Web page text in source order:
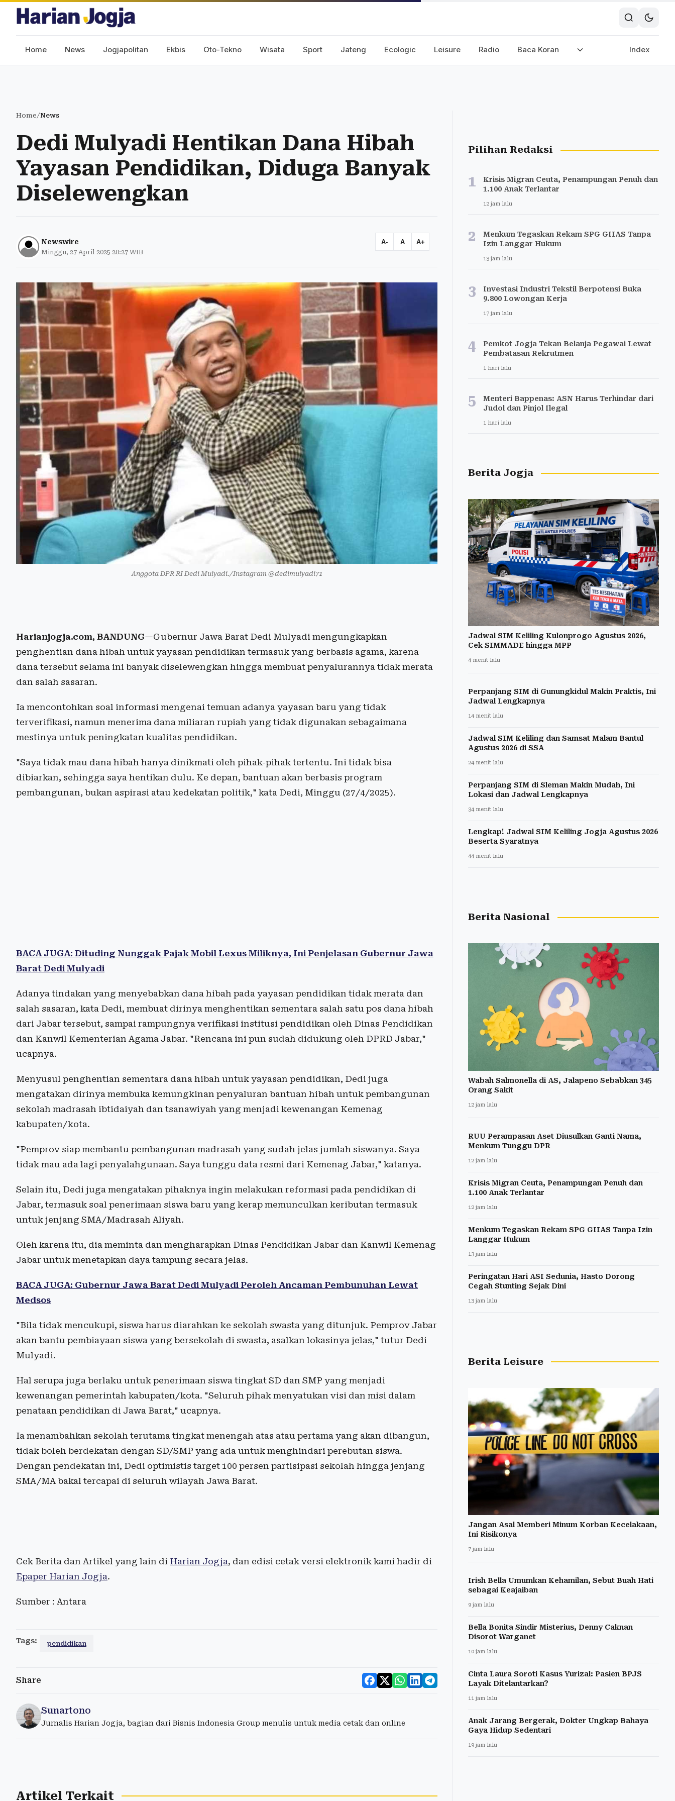
Home News Jogjapolitan Ekbis Oto-Tekno Wisata Sport Jateng Ecologic Leisure Radio Baca Koran Index
Home/News
Dedi Mulyadi Hentikan Dana Hibah
Yayasan Pendidikan, Diduga Banyak
Diselewengkan
Newswire
Minggu, 27 April 2025 20:27 WIB
A- A A+
Anggota DPR RI Dedi Mulyadi./Instagram @dedimulyadi71
Harianjogja.com, BANDUNG—Gubernur Jawa Barat Dedi Mulyadi mengungkapkan
penghentian dana hibah untuk yayasan pendidikan termasuk yang berbasis agama, karena
dana tersebut selama ini banyak diselewengkan hingga membuat penyalurannya tidak merata
dan salah sasaran.
Ia mencontohkan soal informasi mengenai temuan adanya yayasan baru yang tidak
terverifikasi, namun menerima dana miliaran rupiah yang tidak digunakan sebagaimana
mestinya untuk peningkatan kualitas pendidikan.
"Saya tidak mau dana hibah hanya dinikmati oleh pihak-pihak tertentu. Ini tidak bisa
dibiarkan, sehingga saya hentikan dulu. Ke depan, bantuan akan berbasis program
pembangunan, bukan aspirasi atau kedekatan politik," kata Dedi, Minggu (27/4/2025).
BACA JUGA: Dituding Nunggak Pajak Mobil Lexus Miliknya, Ini Penjelasan Gubernur Jawa
Barat Dedi Mulyadi
Adanya tindakan yang menyebabkan dana hibah pada yayasan pendidikan tidak merata dan
salah sasaran, kata Dedi, membuat dirinya menghentikan sementara salah satu pos dana hibah
dari Jabar tersebut, sampai rampungnya verifikasi institusi pendidikan oleh Dinas Pendidikan
dan Kanwil Kementerian Agama Jabar. "Rencana ini pun sudah didukung oleh DPRD Jabar,"
ucapnya.
Menyusul penghentian sementara dana hibah untuk yayasan pendidikan, Dedi juga
mengatakan dirinya membuka kemungkinan penyaluran bantuan hibah untuk pembangunan
sekolah madrasah ibtidaiyah dan tsanawiyah yang menjadi kewenangan Kemenag
kabupaten/kota.
"Pemprov siap membantu pembangunan madrasah yang sudah jelas jumlah siswanya. Saya
tidak mau ada lagi penyalahgunaan. Saya tunggu data resmi dari Kemenag Jabar," katanya.
Selain itu, Dedi juga mengatakan pihaknya ingin melakukan reformasi pada pendidikan di
Jabar, termasuk soal penerimaan siswa baru yang kerap memunculkan keributan termasuk
untuk jenjang SMA/Madrasah Aliyah.
Oleh karena itu, dia meminta dan mengharapkan Dinas Pendidikan Jabar dan Kanwil Kemenag
Jabar untuk menetapkan daya tampung secara jelas.
BACA JUGA: Gubernur Jawa Barat Dedi Mulyadi Peroleh Ancaman Pembunuhan Lewat
Medsos
"Bila tidak mencukupi, siswa harus diarahkan ke sekolah swasta yang ditunjuk. Pemprov Jabar
akan bantu pembiayaan siswa yang bersekolah di swasta, asalkan lokasinya jelas," tutur Dedi
Mulyadi.
Hal serupa juga berlaku untuk penerimaan siswa tingkat SD dan SMP yang menjadi
kewenangan pemerintah kabupaten/kota. "Seluruh pihak menyatukan visi dan misi dalam
penataan pendidikan di Jawa Barat," ucapnya.
Ia menambahkan sekolah terutama tingkat menengah atas atau pertama yang akan dibangun,
tidak boleh berdekatan dengan SD/SMP yang ada untuk menghindari perebutan siswa.
Dengan pendekatan ini, Dedi optimistis target 100 persen partisipasi sekolah hingga jenjang
SMA/MA bakal tercapai di seluruh wilayah Jawa Barat.
Cek Berita dan Artikel yang lain di Harian Jogja, dan edisi cetak versi elektronik kami hadir di
Epaper Harian Jogja.
Sumber : Antara
Tags: pendidikan
Share
Sunartono
Jurnalis Harian Jogja, bagian dari Bisnis Indonesia Group menulis untuk media cetak dan online
Artikel Terkait
Pilihan Redaksi
1
Krisis Migran Ceuta, Penampungan Penuh dan
1.100 Anak Terlantar
12 jam lalu
2
Menkum Tegaskan Rekam SPG GIIAS Tanpa
Izin Langgar Hukum
13 jam lalu
3
Investasi Industri Tekstil Berpotensi Buka
9.800 Lowongan Kerja
17 jam lalu
4
Pemkot Jogja Tekan Belanja Pegawai Lewat
Pembatasan Rekrutmen
1 hari lalu
5
Menteri Bappenas: ASN Harus Terhindar dari
Judol dan Pinjol Ilegal
1 hari lalu
Berita Jogja
Jadwal SIM Keliling Kulonprogo Agustus 2026,
Cek SIMMADE hingga MPP
4 menit lalu
Perpanjang SIM di Gunungkidul Makin Praktis, Ini
Jadwal Lengkapnya
14 menit lalu
Jadwal SIM Keliling dan Samsat Malam Bantul
Agustus 2026 di SSA
24 menit lalu
Perpanjang SIM di Sleman Makin Mudah, Ini
Lokasi dan Jadwal Lengkapnya
34 menit lalu
Lengkap! Jadwal SIM Keliling Jogja Agustus 2026
Beserta Syaratnya
44 menit lalu
Berita Nasional
Wabah Salmonella di AS, Jalapeno Sebabkan 345
Orang Sakit
12 jam lalu
RUU Perampasan Aset Diusulkan Ganti Nama,
Menkum Tunggu DPR
12 jam lalu
Krisis Migran Ceuta, Penampungan Penuh dan
1.100 Anak Terlantar
12 jam lalu
Menkum Tegaskan Rekam SPG GIIAS Tanpa Izin
Langgar Hukum
13 jam lalu
Peringatan Hari ASI Sedunia, Hasto Dorong
Cegah Stunting Sejak Dini
13 jam lalu
Berita Leisure
Jangan Asal Memberi Minum Korban Kecelakaan,
Ini Risikonya
7 jam lalu
Irish Bella Umumkan Kehamilan, Sebut Buah Hati
sebagai Keajaiban
9 jam lalu
Bella Bonita Sindir Misterius, Denny Caknan
Disorot Warganet
10 jam lalu
Cinta Laura Soroti Kasus Yurizal: Pasien BPJS
Layak Ditelantarkan?
11 jam lalu
Anak Jarang Bergerak, Dokter Ungkap Bahaya
Gaya Hidup Sedentari
19 jam lalu